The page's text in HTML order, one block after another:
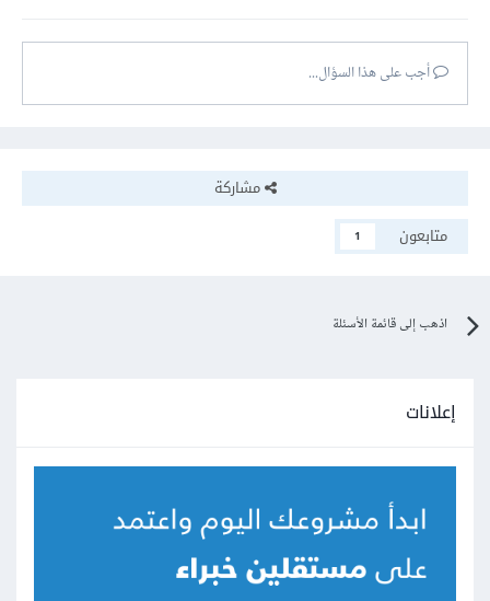
أجب على هذا السؤال...
مشاركة
متابعون
1
اذهب إلى قائمة الأسئلة
إعلانات